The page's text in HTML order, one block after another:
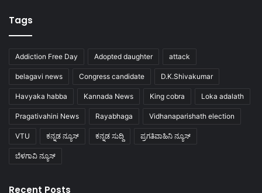
Tags
Addiction Free Day Adopted daughter attack
belagavi news Congress candidate D.K.Shivakumar
Havyaka habba Kannada News King cobra Loka adalath
Pragativahini News Rayabhaga Vidhanaparishath election
VTU ಕನ್ನಡ ನ್ಯೂಸ್ ಕನ್ನಡ ಸುದ್ದಿ ಪ್ರಗತಿವಾಹಿನಿ ನ್ಯೂಸ್
ಬೆಳಗಾವಿ ನ್ಯೂಸ್
Recent Posts